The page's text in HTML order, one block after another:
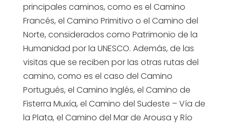
principales caminos, como es el Camino
Francés, el Camino Primitivo o el Camino del
Norte, considerados como Patrimonio de la
Humanidad por la UNESCO. Además, de las
visitas que se reciben por las otras rutas del
camino, como es el caso del Camino
Portugués, el Camino Inglés, el Camino de
Fisterra Muxía, el Camino del Sudeste – Vía de
la Plata, el Camino del Mar de Arousa y Río